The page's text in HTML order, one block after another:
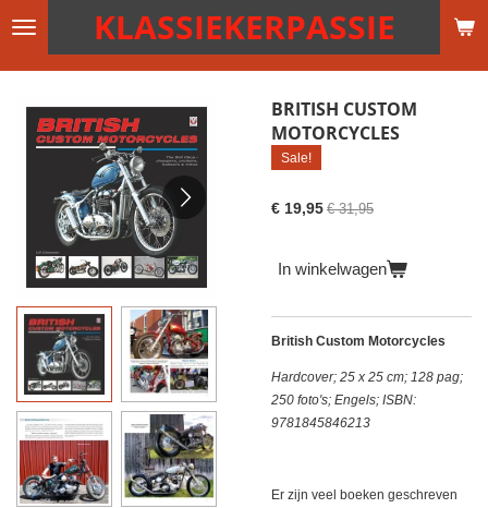
Ga
KLASSIEKERPASSIE
BRITISH CUSTOM
MOTORCYCLES
Sale!
€ 19,95 € 31,95
In winkelwagen
British Custom Motorcycles
Hardcover; 25 x 25 cm; 128 pag;
250 foto's; Engels; ISBN:
9781845846213
Er zijn veel boeken geschreven